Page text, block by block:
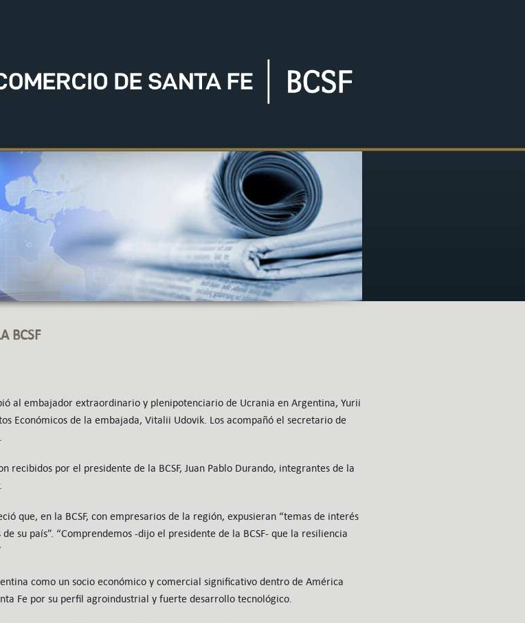
BCSF
al embajador extraordinario y plenipotenciario de Ucrania en Argentina, Yurii
Económicos de la embajada, Vitalii Udovik. Los acompañó el secretario de
por el presidente de la BCSF, Juan Pablo Durando, integrantes de la
que, en la BCSF, con empresarios de la región, expusieran “temas de interés
su país”. “Comprendemos -dijo el presidente de la BCSF- que la resiliencia
como un socio económico y comercial significativo dentro de América
Fe por su perfil agroindustrial y fuerte desarrollo tecnológico.